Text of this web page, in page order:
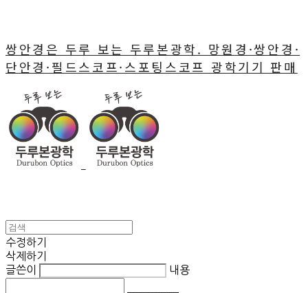
쌍안경은 두루 보는 두루본광학. 망원경·쌍안경·
단안경·필드스코프·스포팅스코프 광학기기 판매
수정하기
삭제하기
글쓴이
내용